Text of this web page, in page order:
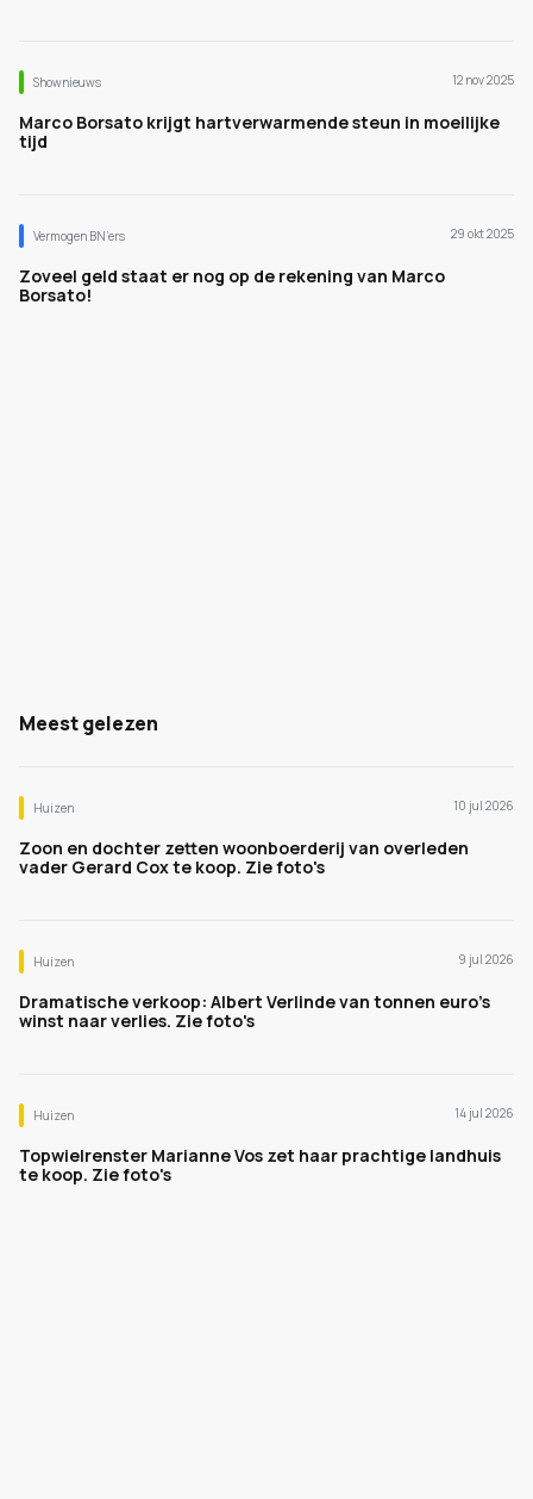
Shownieuws 12 nov 2025
Marco Borsato krijgt hartverwarmende steun in moeilijke
tijd
Vermogen BN’ers 29 okt 2025
Zoveel geld staat er nog op de rekening van Marco
Borsato!
Meest gelezen
Huizen 10 jul 2026
Zoon en dochter zetten woonboerderij van overleden
vader Gerard Cox te koop. Zie foto's
Huizen 9 jul 2026
Dramatische verkoop: Albert Verlinde van tonnen euro's
winst naar verlies. Zie foto's
Huizen 14 jul 2026
Topwielrenster Marianne Vos zet haar prachtige landhuis
te koop. Zie foto's